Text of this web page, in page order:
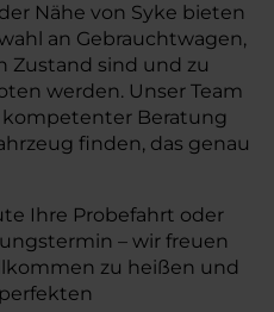
Nähe von Syke bieten
an Gebrauchtwagen,
Zustand sind und zu
werden. Unser Team
Beratung
finden, das genau
Ihre Probefahrt oder
– wir freuen
zu heißen und